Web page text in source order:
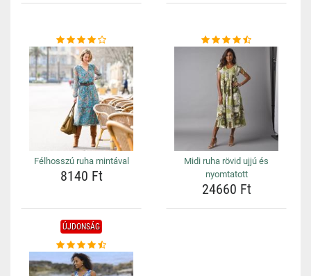
Félhosszú ruha mintával
8140 Ft
Midi ruha rövid ujjú és
nyomtatott
24660 Ft
ÚJDONSÁG